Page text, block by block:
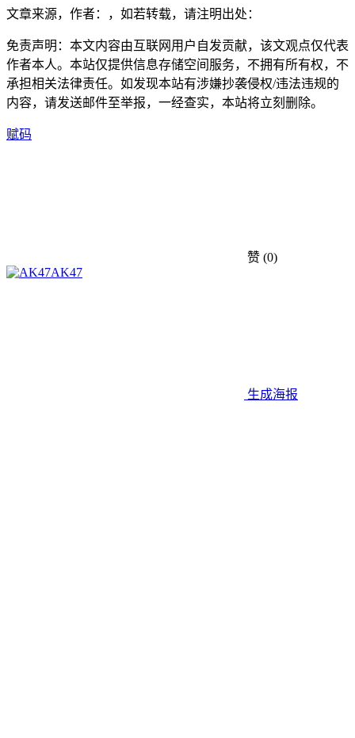
文章来源，作者：，如若转载，请注明出处：
免责声明：本文内容由互联网用户自发贡献，该文观点仅代表
作者本人。本站仅提供信息存储空间服务，不拥有所有权，不
承担相关法律责任。如发现本站有涉嫌抄袭侵权/违法违规的
内容，请发送邮件至举报，一经查实，本站将立刻删除。
赋码
赞 (0)
AK47
生成海报